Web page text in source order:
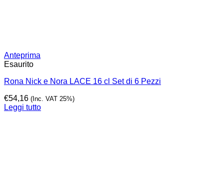
Anteprima
Esaurito
Rona Nick e Nora LACE 16 cl Set di 6 Pezzi
€54,16 (Inc. VAT 25%)
Leggi tutto